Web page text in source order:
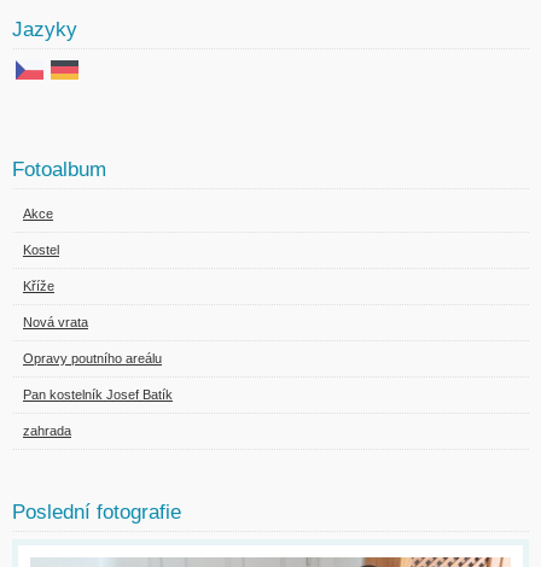
Jazyky
Fotoalbum
Akce
Kostel
Kříže
Nová vrata
Opravy poutního areálu
Pan kostelník Josef Batík
zahrada
Poslední fotografie